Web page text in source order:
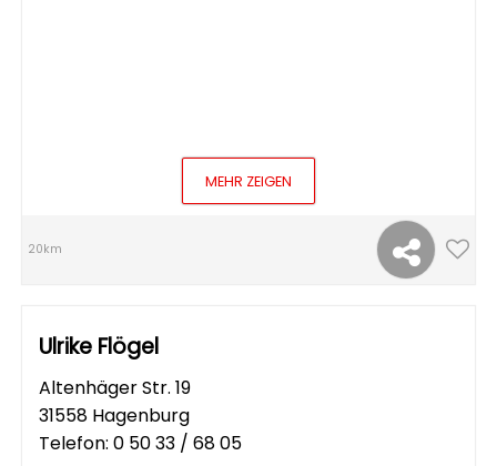
MEHR ZEIGEN
20km
Ulrike Flögel
Altenhäger Str. 19
31558 Hagenburg
Telefon: 0 50 33 / 68 05